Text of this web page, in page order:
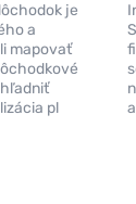
je
a
mapovať
pl